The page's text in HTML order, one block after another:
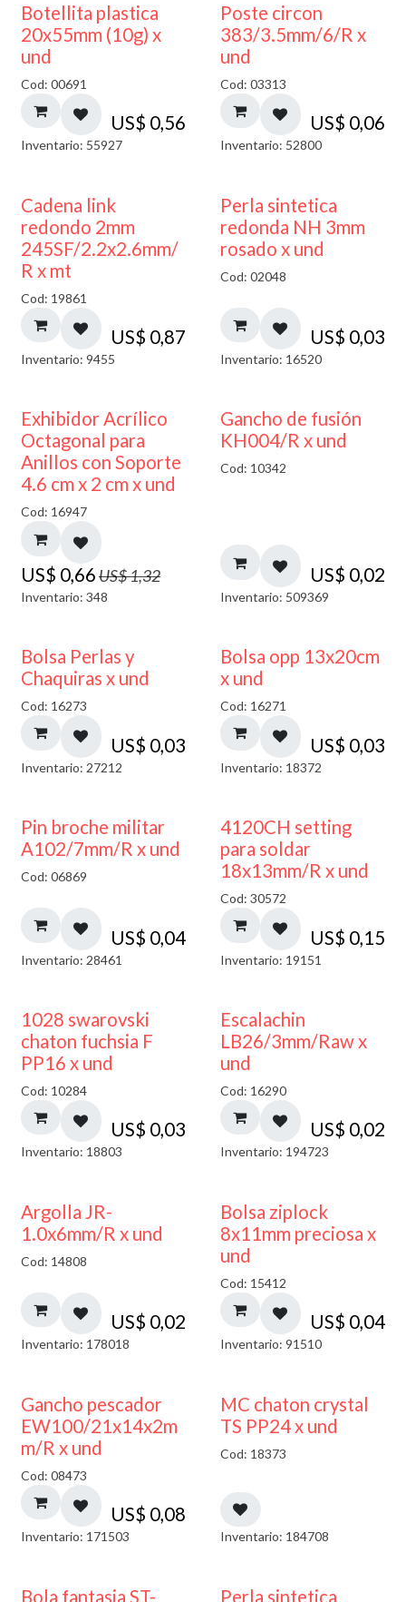
Botellita plastica
20x55mm (10g) x
und
Cod: 00691
US$ 0,56
Inventario: 55927
Poste circon
383/3.5mm/6/R x
und
Cod: 03313
US$ 0,06
Inventario: 52800
Cadena link
redondo 2mm
245SF/2.2x2.6mm/
R x mt
Cod: 19861
US$ 0,87
Inventario: 9455
Perla sintetica
redonda NH 3mm
rosado x und
Cod: 02048
US$ 0,03
Inventario: 16520
50% DESCUENTO
Exhibidor Acrílico
Octagonal para
Anillos con Soporte
4.6 cm x 2 cm x und
Cod: 16947
US$ 0,66US$1,32
Inventario: 348
Gancho de fusión
KH004/R x und
Cod: 10342
US$ 0,02
Inventario: 509369
Bolsa Perlas y
Chaquiras x und
Cod: 16273
US$ 0,03
Inventario: 27212
Bolsa opp 13x20cm
x und
Cod: 16271
US$ 0,03
Inventario: 18372
Pin broche militar
A102/7mm/R x und
Cod: 06869
US$ 0,04
Inventario: 28461
4120CH setting
para soldar
18x13mm/R x und
Cod: 30572
US$ 0,15
Inventario: 19151
1028 swarovski
chaton fuchsia F
PP16 x und
Cod: 10284
US$ 0,03
Inventario: 18803
Escalachin
LB26/3mm/Raw x
und
Cod: 16290
US$ 0,02
Inventario: 194723
Argolla JR-
1.0x6mm/R x und
Cod: 14808
US$ 0,02
Inventario: 178018
¡NUEVO!
Bolsa ziplock
8x11mm preciosa x
und
Cod: 15412
US$ 0,04
Inventario: 91510
Gancho pescador
EW100/21x14x2m
m/R x und
Cod: 08473
US$ 0,08
Inventario: 171503
MC chaton crystal
TS PP24 x und
Cod: 18373
Inventario: 184708
Bola fantasia ST- Perla sintetica